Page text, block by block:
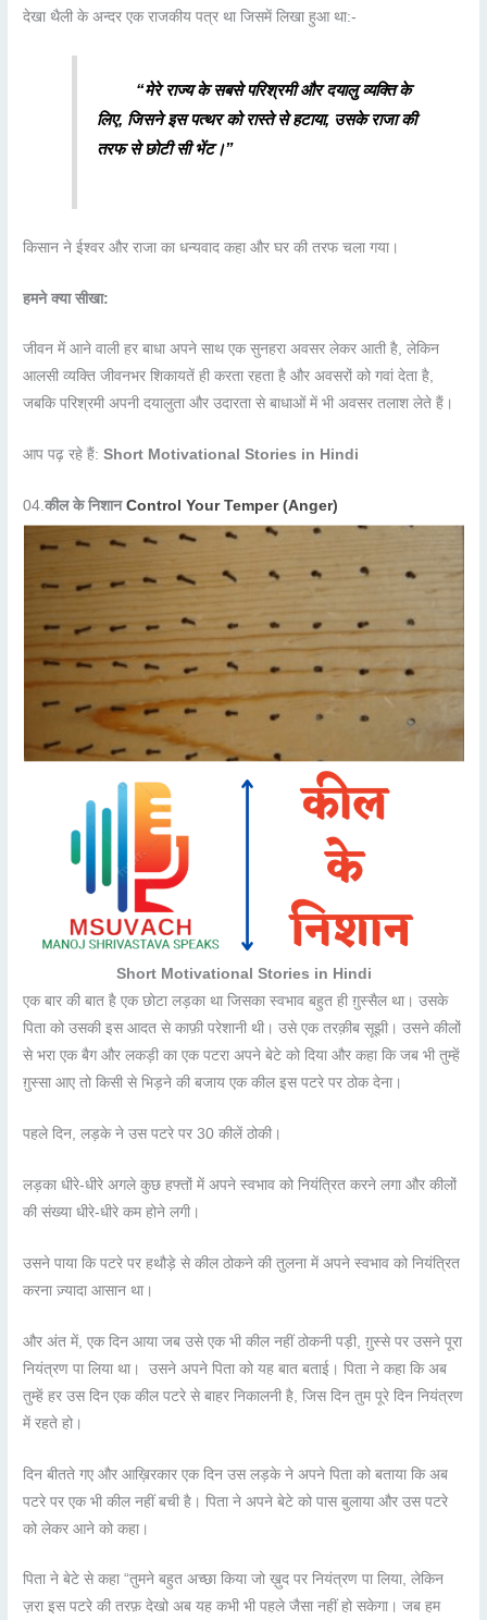
देखा थैली के अन्दर एक राजकीय पत्र था जिसमें लिखा हुआ था:-
“मेरे राज्य के सबसे परिश्रमी और दयालु व्यक्ति के
लिए, जिसने इस पत्थर को रास्ते से हटाया, उसके राजा की
तरफ से छोटी सी भेंट।”
किसान ने ईश्वर और राजा का धन्यवाद कहा और घर की तरफ चला गया।
हमने क्या सीखा:
जीवन में आने वाली हर बाधा अपने साथ एक सुनहरा अवसर लेकर आती है, लेकिन
आलसी व्यक्ति जीवनभर शिकायतें ही करता रहता है और अवसरों को गवां देता है,
जबकि परिश्रमी अपनी दयालुता और उदारता से बाधाओं में भी अवसर तलाश लेते हैं।
आप पढ़ रहे हैं:Short Motivational Stories in Hindi
04.कील के निशान Control Your Temper (Anger)
Short Motivational Stories in Hindi
एक बार की बात है एक छोटा लड़का था जिसका स्वभाव बहुत ही ग़ुस्सैल था। उसके
पिता को उसकी इस आदत से काफ़ी परेशानी थी। उसे एक तरक़ीब सूझी। उसने कीलों
से भरा एक बैग और लकड़ी का एक पटरा अपने बेटे को दिया और कहा कि जब भी तुम्हें
ग़ुस्सा आए तो किसी से भिड़ने की बजाय एक कील इस पटरे पर ठोक देना।
पहले दिन, लड़के ने उस पटरे पर 30 कीलें ठोकी।
लड़का धीरे-धीरे अगले कुछ हफ्तों में अपने स्वभाव को नियंत्रित करने लगा और कीलों
की संख्या धीरे-धीरे कम होने लगी।
उसने पाया कि पटरे पर हथौड़े से कील ठोकने की तुलना में अपने स्वभाव को नियंत्रित
करना ज़्यादा आसान था।
और अंत में, एक दिन आया जब उसे एक भी कील नहीं ठोकनी पड़ी, ग़ुस्से पर उसने पूरा
नियंत्रण पा लिया था। उसने अपने पिता को यह बात बताई। पिता ने कहा कि अब
तुम्हें हर उस दिन एक कील पटरे से बाहर निकालनी है, जिस दिन तुम पूरे दिन नियंत्रण
में रहते हो।
दिन बीतते गए और आख़िरकार एक दिन उस लड़के ने अपने पिता को बताया कि अब
पटरे पर एक भी कील नहीं बची है। पिता ने अपने बेटे को पास बुलाया और उस पटरे
को लेकर आने को कहा।
पिता ने बेटे से कहा “तुमने बहुत अच्छा किया जो ख़ुद पर नियंत्रण पा लिया, लेकिन
ज़रा इस पटरे की तरफ़ देखो अब यह कभी भी पहले जैसा नहीं हो सकेगा। जब हम